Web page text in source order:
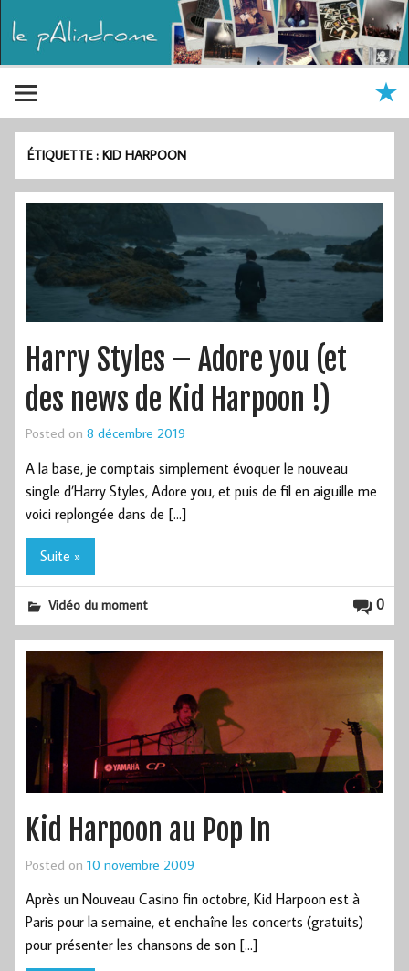
ÉTIQUETTE :KID HARPOON
Harry Styles – Adore you (et
des news de Kid Harpoon !)
Posted on 8 décembre 2019
A la base, je comptais simplement évoquer le nouveau
single d’Harry Styles, Adore you, et puis de fil en aiguille me
voici replongée dans de […]
Suite »
0
Vidéo du moment
Kid Harpoon au Pop In
Posted on 10 novembre 2009
Après un Nouveau Casino fin octobre, Kid Harpoon est à
Paris pour la semaine, et enchaîne les concerts (gratuits)
pour présenter les chansons de son […]